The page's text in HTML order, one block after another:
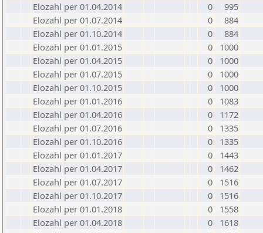
Elozahl per 01.04.2014
0
995
Elozahl per 01.07.2014
0
884
Elozahl per 01.10.2014
0
884
Elozahl per 01.01.2015
0
1000
Elozahl per 01.04.2015
0
1000
Elozahl per 01.07.2015
0
1000
Elozahl per 01.10.2015
0
1000
Elozahl per 01.01.2016
0
1083
Elozahl per 01.04.2016
0
1172
Elozahl per 01.07.2016
0
1335
Elozahl per 01.10.2016
0
1335
Elozahl per 01.01.2017
0
1443
Elozahl per 01.04.2017
0
1462
Elozahl per 01.07.2017
0
1516
Elozahl per 01.10.2017
0
1516
Elozahl per 01.01.2018
0
1558
Elozahl per 01.04.2018
0
1618